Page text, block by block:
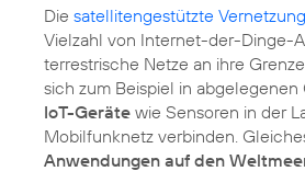
Die satellitengestützte Vernetzung
Vielzahl von Internet-der-Dinge-
terrestrische Netze an ihre
sich zum Beispiel in abgelegenen
IoT-Geräte wie Sensoren in der
Mobilfunknetz verbinden.
Anwendungen auf den